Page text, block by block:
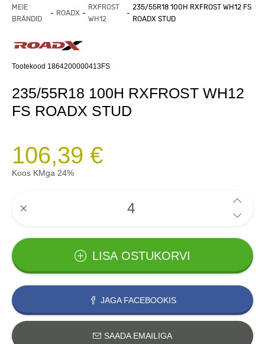
MEIE
BRÄNDID
ROADX
RXFROST
WH12
235/55R18 100H RXFROST WH12 FS
ROADX STUD
Tootekood 1864200000413FS
235/55R18 100H RXFROST WH12
FS ROADX STUD
106,39 €
Koos KMga 24%
LISA OSTUKORVI
JAGA FACEBOOKIS
SAADA EMAILIGA